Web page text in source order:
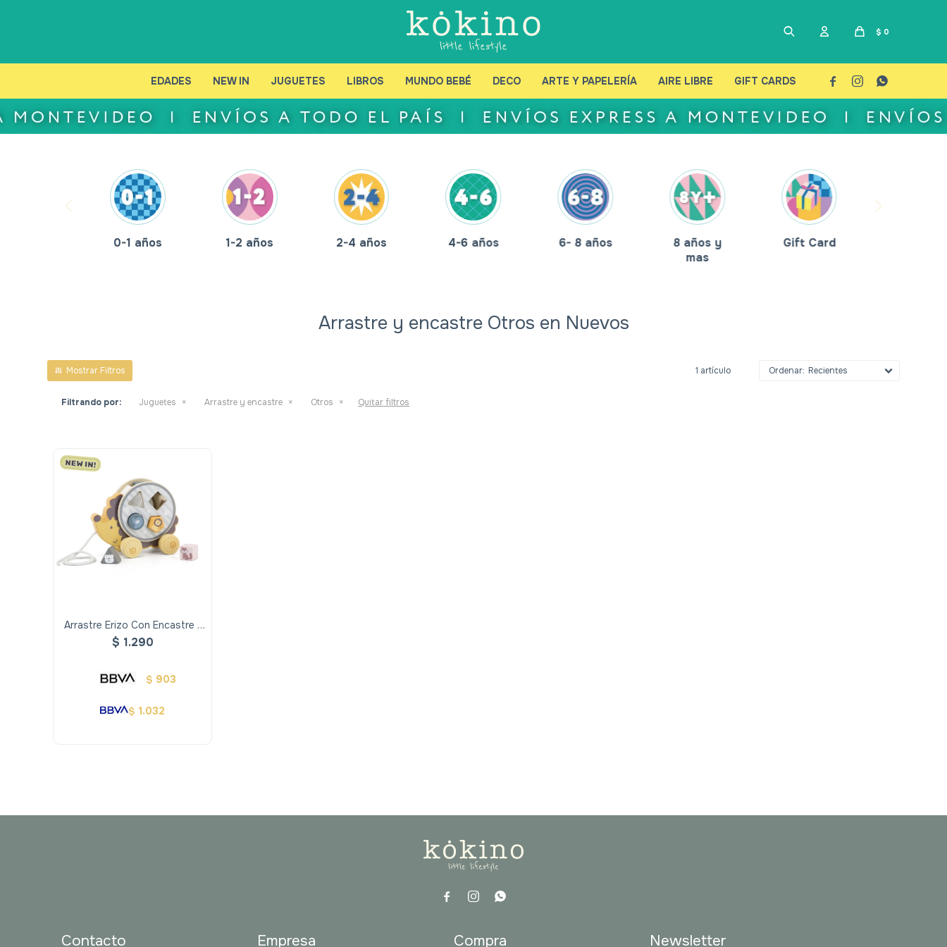
EDADES NEW IN JUGUETES LIBROS MUNDO BEBÉ DECO ARTE Y PAPELERÍA AIRE LIBRE GIFT CARDS
$ 0
  
0-1 años 1-2 años 2-4 años 4-6 años 6- 8 años
8 años y
mas
Gift Card
Arrastre y encastre Otros en Nuevos
1 artículo Recientes
Filtrando por: Juguetes Arrastre y encastre Otros Quitar filtros
Arrastre Erizo Con Encastre -
Polar B
$ 1.290
$ 903
$ 1.032
  
Contacto Empresa Compra Newsletter